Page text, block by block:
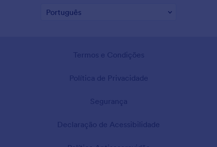
Termos e Condições
Política de Privacidade
Segurança
Declaração de Acessibilidade